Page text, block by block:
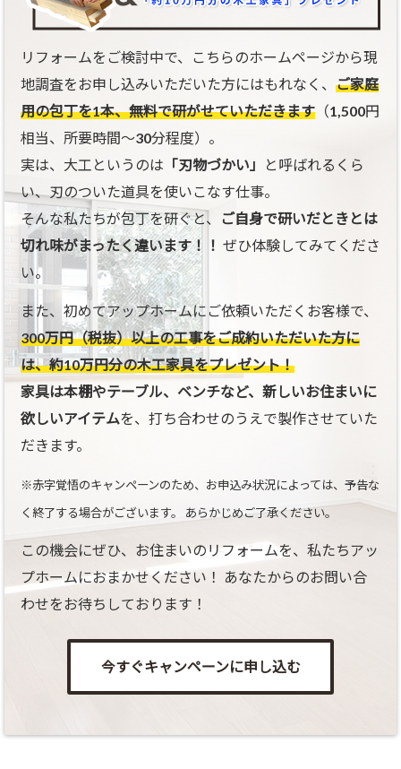
リフォームをご検討中で、こちらのホームページから現
地調査をお申し込みいただいた方にはもれなく、 ご家庭
用の包丁を1本、無料で研がせていただきます（1,500円
相当、所要時間〜30分程度）。
実は、大工というのは 「刃物づかい」
と呼ばれるくら
い、刃のついた道具を使いこなす仕事。
そんな私たちが包丁を研ぐと、
ご自身で研いだときとは
切れ味がまったく違います！！ ぜひ体験してみてくださ
い。
また、初めてアップホームにご依頼いただくお客様で、
300万円（税抜）以上の工事をご成約いただいた方に
は、約10万円分の木工家具をプレゼント！
家具は本棚やテーブル、ベンチなど、新しいお住まいに
欲しいアイテムを、打ち合わせのうえで製作させていた
だきます。
※赤字覚悟のキャンペーンのため、お申込み状況によっては、予告な
く終了する場合がございます。 あらかじめご了承ください。
この機会にぜひ、お住まいのリフォームを、私たちアッ
プホームにおまかせください！ あなたからのお問い合
わせをお待ちしております！
今すぐキャンペーンに申し込む